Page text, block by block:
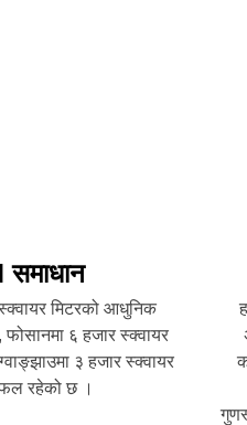
मिटरको आधुनिक
फोसानमा ६ हजार स्क्वायर
३ हजार स्क्वायर
रहेको छ ।